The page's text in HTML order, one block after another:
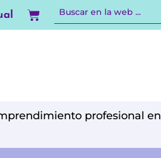
Carrito
profesional en